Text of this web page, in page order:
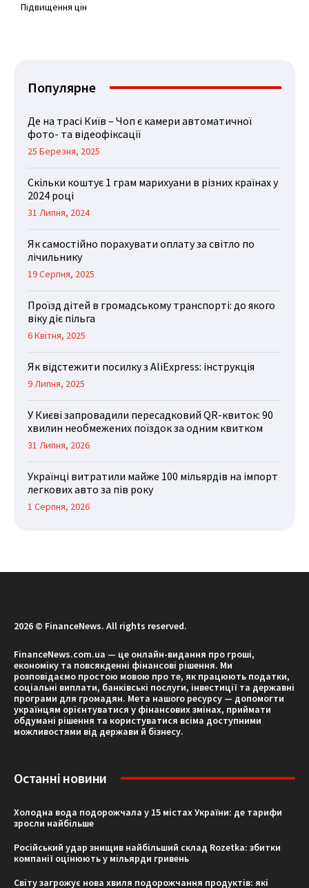
Підвищення цін
Популярне
Де на трасі Київ – Чоп є камери автоматичної
фото- та відеофіксації
25 Березня, 2025
Скільки коштує 1 грам марихуани в різних країнах у
2024 році
31 Липня, 2024
Як самостійно порахувати оплату за світло по
лічильнику
19 Серпня, 2025
Проїзд дітей в громадському транспорті: до якого
віку діє пільга
6 Квітня, 2025
Як відстежити посилку з AliExpress: інструкція
9 Липня, 2025
У Києві запровадили пересадковий QR-квиток: 90
хвилин необмежених поїздок за одним квитком
31 Липня, 2026
Українці витратили майже 100 мільярдів на імпорт
легкових авто за пів року
1 Серпня, 2026
2026 © FinanceNews. All rights reserved.
FinanceNews.com.ua — це онлайн-видання про гроші,
економіку та повсякденні фінансові рішення. Ми
розповідаємо простою мовою про те, як працюють податки,
соціальні виплати, банківські послуги, інвестиції та державні
програми для громадян. Мета нашого ресурсу — допомогти
українцям орієнтуватися у фінансових змінах, приймати
обдумані рішення та користуватися всіма доступними
можливостями від держави й бізнесу.
Останні новини
Холодна вода подорожчала у 15 містах України: де тарифи
зросли найбільше
Російський удар знищив найбільший склад Rozetka: збитки
компанії оцінюють у мільярди гривень
Світу загрожує нова хвиля подорожчання продуктів: які